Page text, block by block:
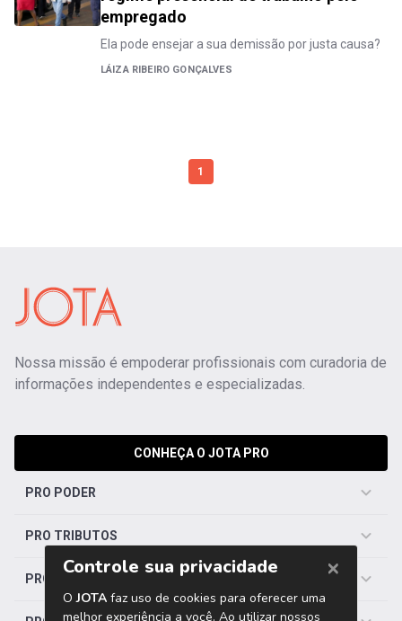
empregado
Ela pode ensejar a sua demissão por justa causa?
LÁIZA RIBEIRO GONÇALVES
1
Nossa missão é empoderar profissionais com curadoria de
informações independentes e especializadas.
CONHEÇA O JOTA PRO
PRO PODER
PRO TRIBUTOS
PRO TRABALHISTA